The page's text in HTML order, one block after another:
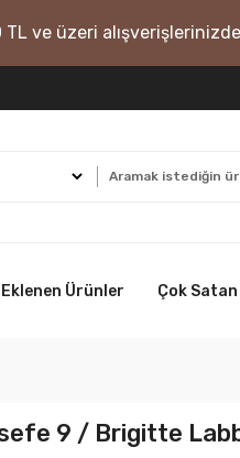
TL ve üzeri alışverişlerinizde
Ürünler Çok
9 / Brigitte